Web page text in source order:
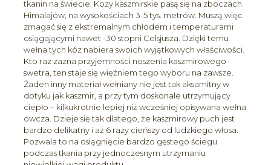
tkanin na świecie. Kozy kaszmirskie pasą się na zboczach
Himalajów, na wysokościach 3-5 tys. metrów. Muszą więc
zmagać się z ekstremalnym chłodem i temperaturami
osiągającymi nawet -30 stopni Celsjusza. Dzięki temu
wełna tych kóz nabiera swoich wyjątkowych właściwości.
Kto raz zazna przyjemności noszenia kaszmirowego
swetra, ten staje się więźniem tego wyboru na zawsze.
Żaden inny materiał wełniany nie jest tak aksamitny w
dotyku jak kaszmir, a przy tym doskonale utrzymujący
ciepło – kilkukrotnie lepiej niż wcześniej opisywana wełna
owcza. Dzieje się tak dlatego, że kaszmirowy puch jest
bardzo delikatny i aż 6 razy cieńszy od ludzkiego włosa.
Pozwala to na osiągnięcie bardzo gęstego ściegu
podczas tkania przy jednoczesnym utrzymaniu